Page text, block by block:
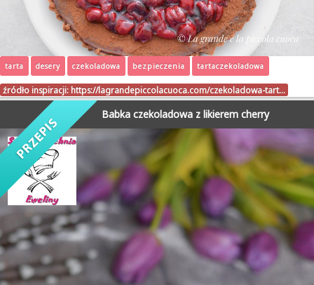
tarta desery czekoladowa bezpieczenia tartaczekoladowa
źródło inspiracji: https://lagrandepiccolacuoca.com/czekoladowa-tart…
Babka czekoladowa z likierem cherry